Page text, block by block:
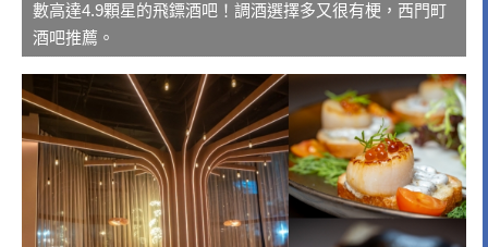
數高達4.9顆星的飛鏢酒吧！調酒選擇多又很有梗，西門町
酒吧推薦。